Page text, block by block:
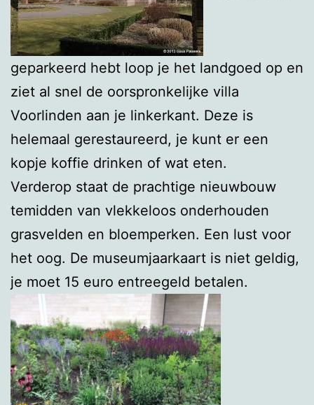
geparkeerd hebt loop je het landgoed op en
ziet al snel de oorspronkelijke villa
Voorlinden aan je linkerkant. Deze is
helemaal gerestaureerd, je kunt er een
kopje koffie drinken of wat eten.
Verderop staat de prachtige nieuwbouw
temidden van vlekkeloos onderhouden
grasvelden en bloemperken. Een lust voor
het oog. De museumjaarkaart is niet geldig,
je moet 15 euro entreegeld betalen.